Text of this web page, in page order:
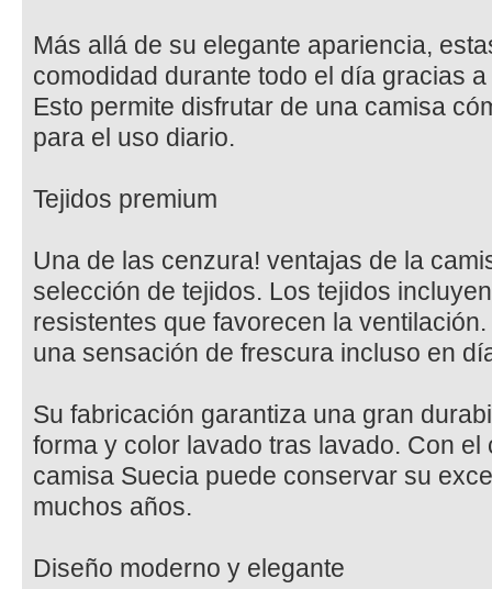
Más allá de su elegante apariencia,
comodidad durante todo el día gracias
Esto permite disfrutar de una camisa
para el uso diario.
Tejidos premium
Una de las cenzura! ventajas de la
selección de tejidos. Los tejidos
resistentes que favorecen la
una sensación de frescura incluso en
Su fabricación garantiza una gran
forma y color lavado tras lavado. Con
camisa Suecia puede conservar su
muchos años.
Diseño moderno y elegante